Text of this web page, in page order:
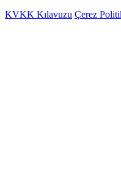
KVKK Kılavuzu Çerez